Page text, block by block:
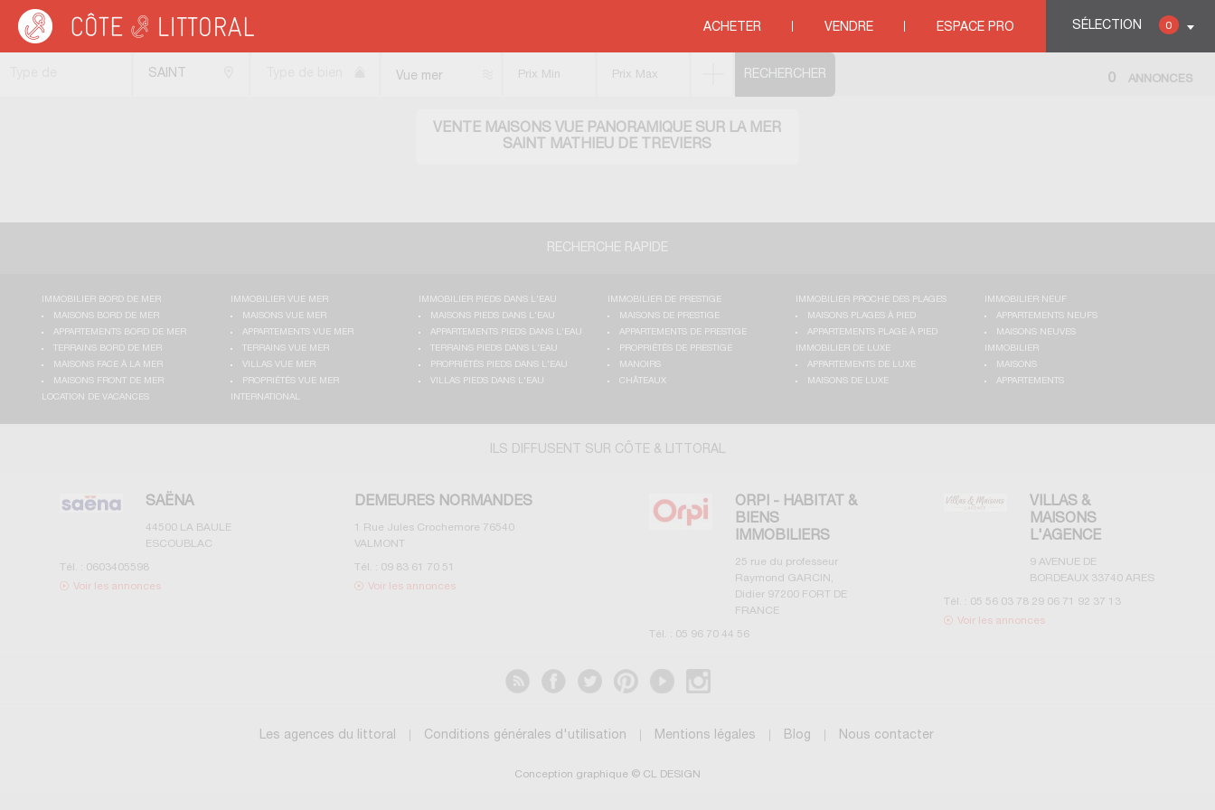
SÉLECTION 0
ACHETER VENDRE ESPACE PRO
Côte & Littoral > immobilier vue mer>Maisons vue mer
VENTE MAISONS VUE PANORAMIQUE SUR LA MER
SAINT MATHIEU DE TREVIERS
SAINT
Vue mer 0 ANNONCES
RECHERCHE RAPIDE
IMMOBILIER BORD DE MER
MAISONS BORD DE MER
APPARTEMENTS BORD DE MER
TERRAINS BORD DE MER
MAISONS FACE À LA MER
MAISONS FRONT DE MER
IMMOBILIER VUE MER
MAISONS VUE MER
APPARTEMENTS VUE MER
TERRAINS VUE MER
VILLAS VUE MER
PROPRIÉTÉS VUE MER
IMMOBILIER PIEDS DANS L'EAU
MAISONS PIEDS DANS L'EAU
APPARTEMENTS PIEDS DANS L'EAU
TERRAINS PIEDS DANS L'EAU
PROPRIÉTÉS PIEDS DANS L'EAU
VILLAS PIEDS DANS L'EAU
IMMOBILIER DE PRESTIGE
MAISONS DE PRESTIGE
APPARTEMENTS DE PRESTIGE
PROPRIÉTÉS DE PRESTIGE
MANOIRS
CHÂTEAUX
IMMOBILIER PROCHE DES PLAGES
MAISONS PLAGES À PIED
APPARTEMENTS PLAGE À PIED
IMMOBILIER NEUF
APPARTEMENTS NEUFS
MAISONS NEUVES
IMMOBILIER DE LUXE
APPARTEMENTS DE LUXE
MAISONS DE LUXE
IMMOBILIER
MAISONS
APPARTEMENTS
LOCATION DE VACANCES
INTERNATIONAL
ILS DIFFUSENT SUR CÔTE & LITTORAL
SAËNA
44500 LA BAULE
ESCOUBLAC
Tél. : 0603405598
Voir les annonces
DEMEURES NORMANDES
1 Rue Jules Crochemore 76540
VALMONT
Tél. : 09 83 61 70 51
Voir les annonces
ORPI - HABITAT &
BIENS
IMMOBILIERS
25 rue du professeur
Raymond GARCIN,
Didier 97200 FORT DE
FRANCE
Tél. : 05 96 70 44 56
VILLAS &
MAISONS
L'AGENCE
9 AVENUE DE
BORDEAUX 33740 ARES
Tél. : 05 56 03 78 29 06 71 92 37 13
Voir les annonces
Les agences du littoral Conditions générales d'utilisation Mentions légales Blog Nous contacter
Conception graphique © CL DESIGN